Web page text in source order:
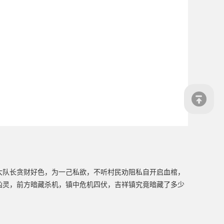
长贪财好色，为一己私欲，不听村民劝阻私自开启血棺，
，前方暗藏杀机，镇中危机四伏，吉祥镇究竟暗藏了多少